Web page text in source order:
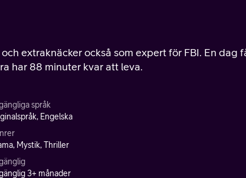
extraknäcker också som expert för FBI. En dag
har 88 minuter kvar att leva.
språk
Engelska
Mystik, Thriller
3+ månader